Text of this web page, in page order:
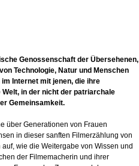
Genossenschaft der Übersehenen,
Technologie, Natur und Menschen
Internet mit jenen, die ihre
in der nicht der patriarchale
Gemeinsamkeit.
über Generationen von Frauen
in dieser sanften Filmerzählung von
wie die Weitergabe von Wissen und
der Filmemacherin und ihrer